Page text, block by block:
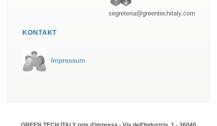
segreteria@greentechitaly.com
KONTAKT
Impressum